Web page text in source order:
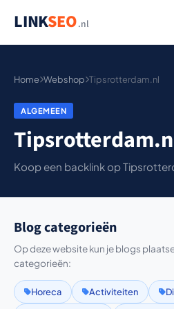
LINKSEO.nl
Home Webshop Tipsrotterdam.nl
ALGEMEEN
Koop een backlink op
Blog categorieën
Op deze website kun je blogs
categorieën:
Horeca Activiteiten